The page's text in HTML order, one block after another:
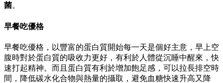
菌。
早餐吃優格
早餐吃優格，以豐富的蛋白質開始每一天是個好主意，早上空
腹時對於蛋白質的吸收力更好，有利於人體從沉睡中醒來，快
速打起精神。而且蛋白質有利於增加飽足感，可以拉長排空時
間，降低碳水化合物與熱量的攝取，避免血糖快速升高又降